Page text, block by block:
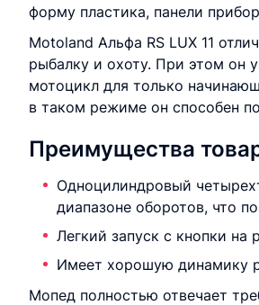
форму пластика, панели
Motoland Альфа RS LUX 11
рыбалку и охоту. При этом он
мотоцикл для только
в таком режиме он способен
Преимущества
Одноцилиндровый
диапазоне оборотов, что
Легкий запуск с кнопки на
Имеет хорошую динамику
Мопед полностью отвечает